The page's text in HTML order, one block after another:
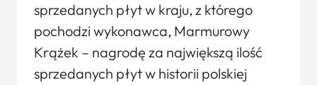
sprzedanych płyt w kraju, z którego
pochodzi wykonawca, Marmurowy
Krążek – nagrodę za największą ilość
sprzedanych płyt w historii polskiej